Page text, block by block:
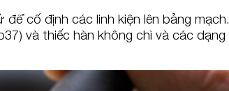
cố định các linh kiện lên bảng mạch.
và thiếc hàn không chì và các dạng